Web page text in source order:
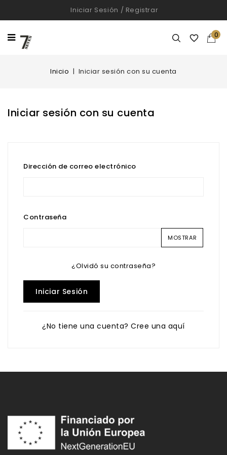
Iniciar Sesión / Registrar
0

Inicio Iniciar sesión con su cuenta
Iniciar sesión con su cuenta
Dirección de correo electrónico
Contraseña
MOSTRAR
¿Olvidó su contraseña?
Iniciar Sesión
¿No tiene una cuenta? Cree una aquí